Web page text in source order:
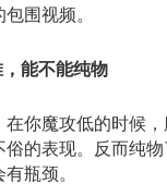
围视频。
能不能纯物
魔攻低的时候，
俗的表现。反而纯
瓶颈。